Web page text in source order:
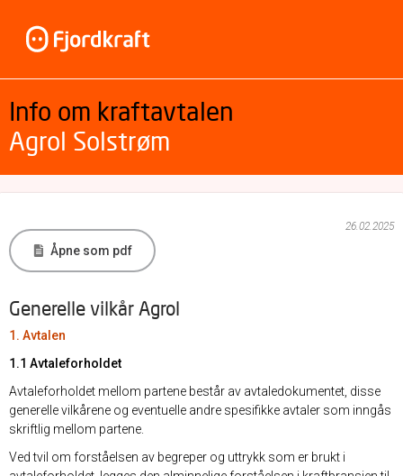
Info om kraftavtalen
Agrol Solstrøm
Åpne som pdf
26.02.2025
Generelle vilkår Agrol
1. Avtalen
1.1 Avtaleforholdet
Avtaleforholdet mellom partene består av avtaledokumentet, disse
generelle vilkårene og eventuelle andre spesifikke avtaler som inngås
skriftlig mellom partene.
Ved tvil om forståelsen av begreper og uttrykk som er brukt i